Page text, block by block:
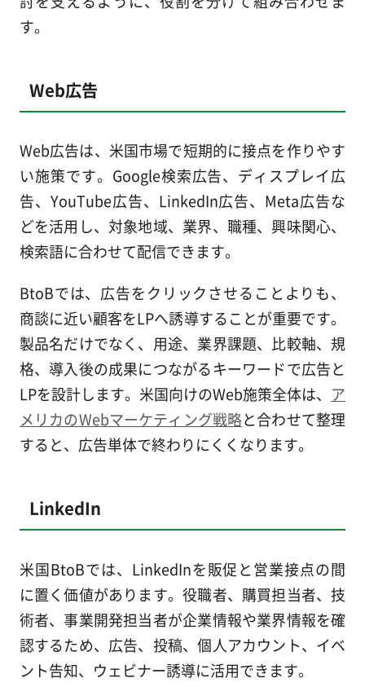
す。
Web広告
Web広告は、米国市場で短期的に接点を作りやす
い施策です。Google検索広告、ディスプレイ広
告、YouTube広告、LinkedIn広告、Meta広告な
どを活用し、対象地域、業界、職種、興味関心、
検索語に合わせて配信できます。
BtoBでは、広告をクリックさせることよりも、
商談に近い顧客をLPへ誘導することが重要です。
製品名だけでなく、用途、業界課題、比較軸、規
格、導入後の成果につながるキーワードで広告と
LPを設計します。米国向けのWeb施策全体は、 ア
メリカのWebマーケティング戦略と合わせて整理
すると、広告単体で終わりにくくなります。
LinkedIn
米国BtoBでは、LinkedInを販促と営業接点の間
に置く価値があります。役職者、購買担当者、技
術者、事業開発担当者が企業情報や業界情報を確
認するため、広告、投稿、個人アカウント、イベ
ント告知、ウェビナー誘導に活用できます。